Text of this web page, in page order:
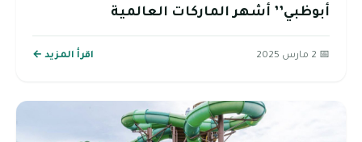
أبوظبي’’ أشهر الماركات العالمية
📅 2 مارس 2025 اقرأ المزيد ←